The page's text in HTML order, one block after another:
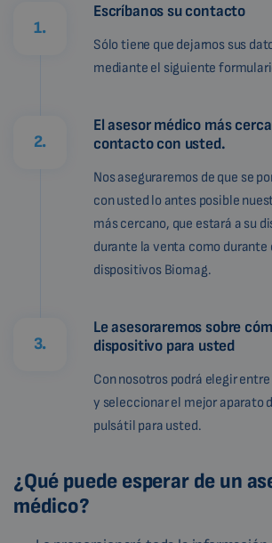
1.
Escríbanos su contacto
Sólo tiene que dejarnos sus
mediante el siguiente
2.
El asesor médico más
contacto con usted.
Nos aseguraremos de que se
con usted lo antes posible
más cercano, que estará a su
durante la venta como durante
dispositivos Biomag.
3.
Le asesoraremos sobre
dispositivo para usted
Con nosotros podrá elegir
y seleccionar el mejor aparato
pulsátil para usted.
¿Qué puede esperar de un
médico?